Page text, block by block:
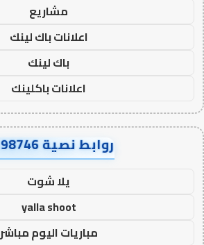
مشاريع
اعلانات باك لينك
باك لينك
اعلانات باكلينك
روابط نصية AA98746
يلا شوت
yalla shoot
مباريات اليوم مباشر